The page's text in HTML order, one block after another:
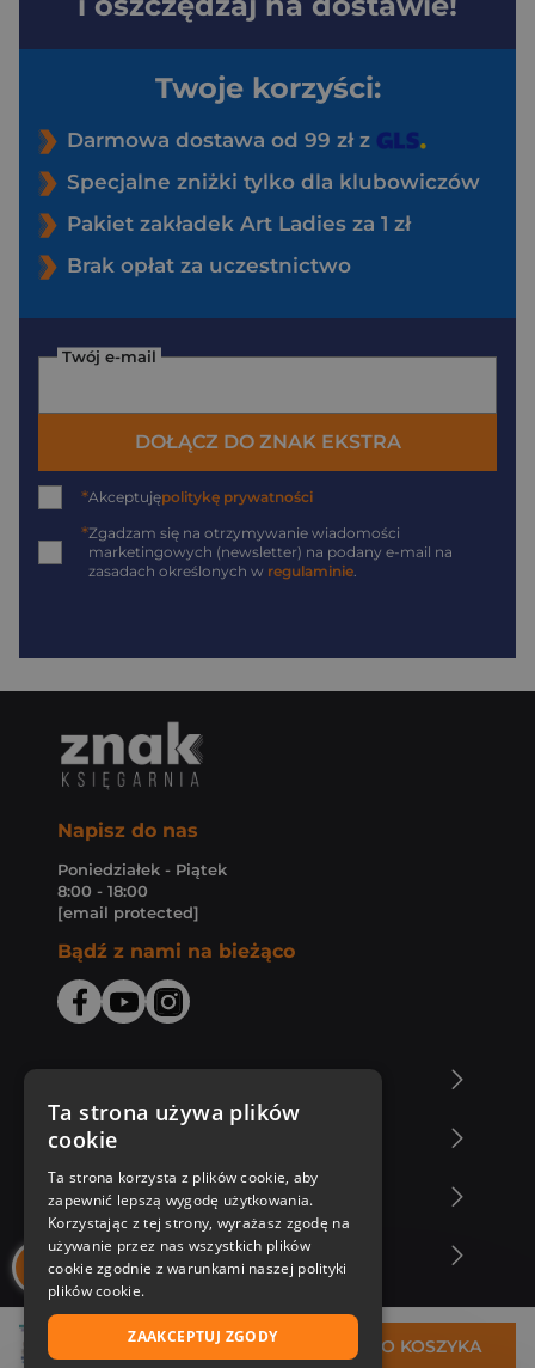
33,45 zł DO KOSZYKA
Twoje korzyści:
Darmowa dostawa od 99 zł z
Specjalne zniżki tylko dla klubowiczów
Pakiet zakładek Art Ladies za 1 zł
Brak opłat za uczestnictwo
Twój e-mail
DOŁĄCZ DO ZNAK EKSTRA
*Akceptujępolitykę prywatności
*Zgadzam się na otrzymywanie wiadomości
marketingowych (newsletter) na podany e-mail na
zasadach określonych w regulaminie
Napisz do nas
Poniedziałek - Piątek
8:00 - 18:00
[email protected]
Bądź z nami na bieżąco
Zakupy u nas
Nasza oferta
Nasi autorzy
Ta strona używa plików
cookie
Ta strona korzysta z plików cookie, aby
zapewnić lepszą wygodę użytkowania.
Korzystając z tej strony, wyrażasz zgodę na
używanie przez nas wszystkich plików
cookie zgodnie z warunkami naszej polityki
plików cookie.
ZAAKCEPTUJ ZGODY